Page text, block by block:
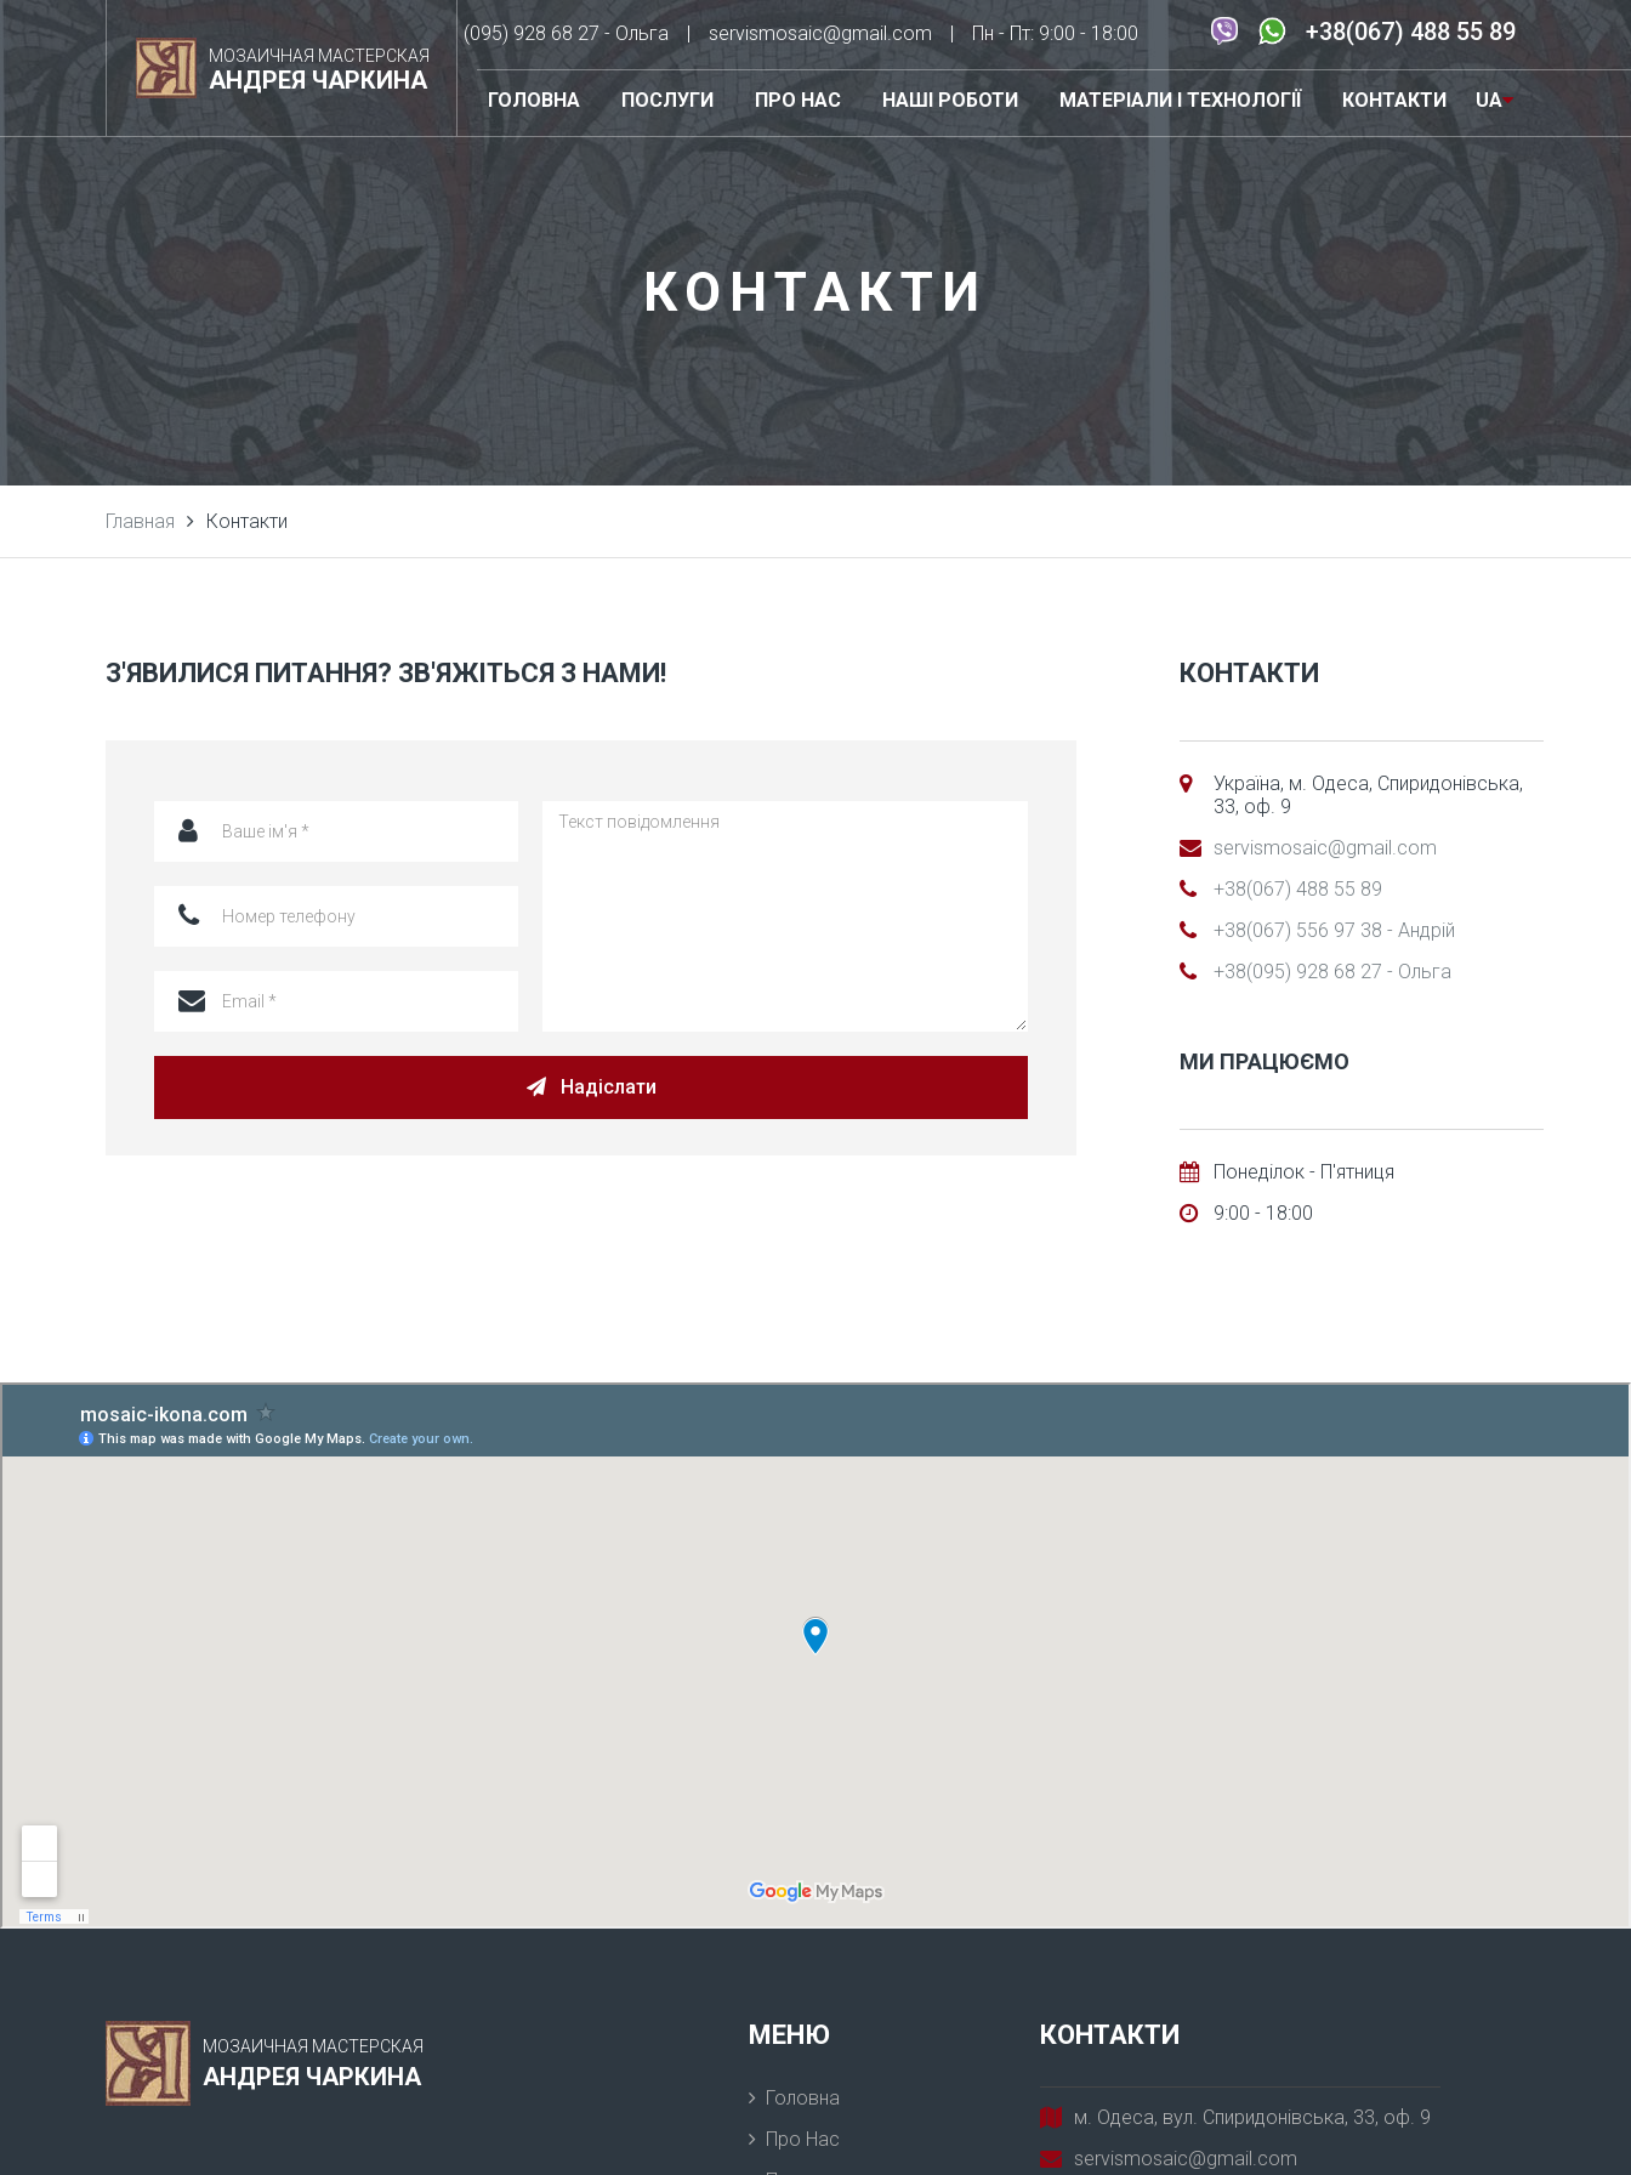
МОЗАИЧНАЯ МАСТЕРСКАЯ
АНДРЕЯ ЧАРКИНА
ГОЛОВНА ПОСЛУГИ ПРО НАС НАШІ РОБОТИ МАТЕРІАЛИ І ТЕХНОЛОГІЇ КОНТАКТИ UA
EN
RU
+38(067) 488 55 89
(095) 928 68 27 - Ольга servismosaic@gmail.com Пн - Пт: 9:00 - 18:00
КОНТАКТИ
Главная Контакти
З'ЯВИЛИСЯ ПИТАННЯ? ЗВ'ЯЖІТЬСЯ З НАМИ!
Надіслати
КОНТАКТИ
Україна, м. Одеса, Спиридонівська,
33, оф. 9
servismosaic@gmail.com
+38(067) 488 55 89
+38(067) 556 97 38 - Андрій
+38(095) 928 68 27 - Ольга
МИ ПРАЦЮЄМО
Понеділок - П'ятниця
9:00 - 18:00
МОЗАИЧНАЯ МАСТЕРСКАЯ
АНДРЕЯ ЧАРКИНА
МЕНЮ
Головна
Про Нас
КОНТАКТИ
м. Одеса, вул. Спиридонівська, 33, оф. 9
servismosaic@gmail.com